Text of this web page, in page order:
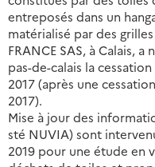
entreposés dans un
matérialisé par des
FRANCE SAS, à Calais,
pas-de-calais la
2017 (après une
2017).
Mise à jour des
sté NUVIA) sont
2019 pour une étude en